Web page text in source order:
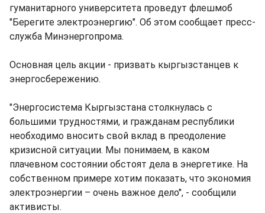
гуманитарного университета проведут флешмоб
"Берегите электроэнергию". Об этом сообщает пресс-
служба Минэнергопрома.
Основная цель акции - призвать кыргызстанцев к
энергосбережению.
"Энергосистема Кыргызстана столкнулась с
большими трудностями, и гражданам республики
необходимо вносить свой вклад в преодоление
кризисной ситуации. Мы понимаем, в каком
плачевном состоянии обстоят дела в энергетике. На
собственном примере хотим показать, что экономия
электроэнергии – очень важное дело", - сообщили
активисты.